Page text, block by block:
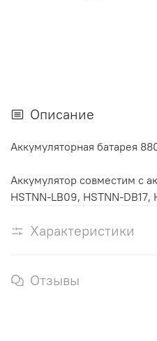
Описание
Аккумуляторная батарея
Аккумулятор cовместим с
HSTNN-LB09, HSTNN-DB17,
Характеристики
Отзывы